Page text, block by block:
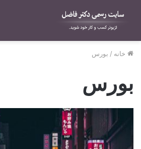
خانه / بورس
بورس